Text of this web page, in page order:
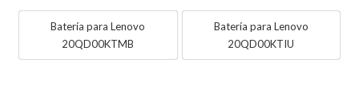
Batería para Lenovo
20QD00KTMB
Batería para Lenovo
20QD00KTIU